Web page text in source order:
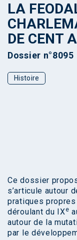
LA
DE CENT
Dossier n°8095
Histoire
Ce dossier
s’articule autour
pratiques
déroulant du IXe
autour de la
par le